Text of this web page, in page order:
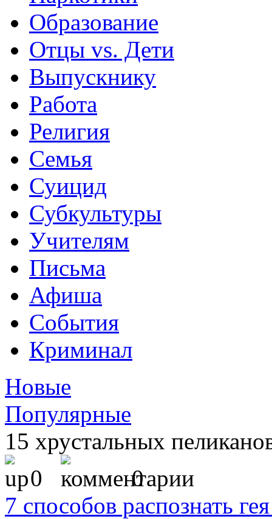
Образование
Отцы vs. Дети
Выпускнику
Работа
Религия
Семья
Суицид
Субкультуры
Учителям
Письма
Афиша
События
Криминал
Новые
Популярные
15 хрустальных
0
0
7 способов распознать